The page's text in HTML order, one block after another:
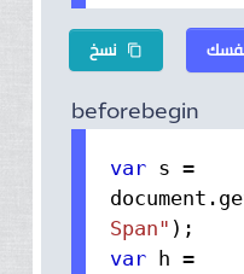
نسخ content_copy
beforebegin
var s =
document.
Span"
var h =